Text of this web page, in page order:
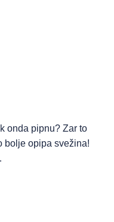
onda pipnu? Zar to
bolje opipa svežina!